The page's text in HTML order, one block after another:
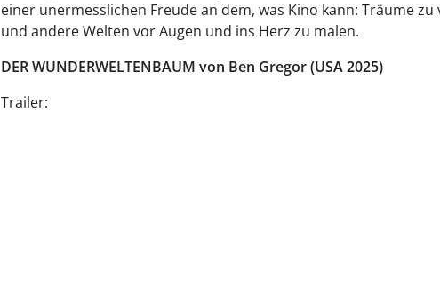
einer unermesslichen Freude an dem, was Kino kann: Träume zu
und andere Welten vor Augen und ins Herz zu malen.
DER WUNDERWELTENBAUM von Ben Gregor (USA 2025)
Trailer: